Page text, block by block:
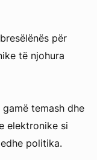
për
të njohura
temash dhe
elektronike si
politika.